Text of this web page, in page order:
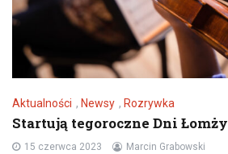
Aktualności , Newsy , Rozrywka
Startują tegoroczne Dni Łomży
15 czerwca 2023 Marcin Grabowski